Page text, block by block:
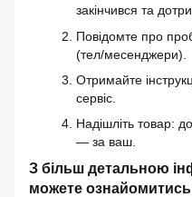
закінчився та
Повідомте про
(тел/месенджери).
Отримайте
сервіс.
Надішліть товар:
— за ваш.
З більш детальною
можете ознайомитись